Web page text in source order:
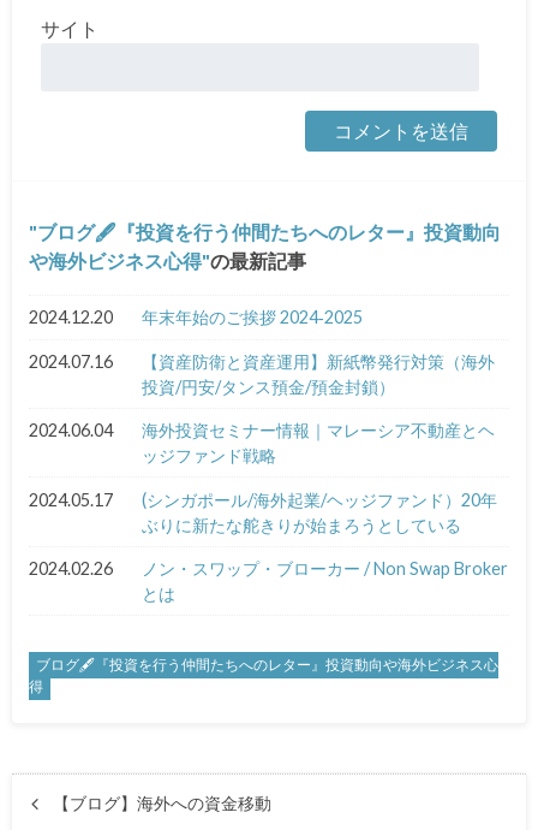
サイト
ブログ🖋『投資を行う仲間たちへのレター』投資動向
や海外ビジネス心得 の最新記事
2024.12.20 年末年始のご挨拶 2024‐2025
2024.07.16
【資産防衛と資産運用】新紙幣発行対策（海外
投資/円安/タンス預金/預金封鎖）
2024.06.04
海外投資セミナー情報｜マレーシア不動産とヘ
ッジファンド戦略
2024.05.17
(シンガポール/海外起業/ヘッジファンド）20年
ぶりに新たな舵きりが始まろうとしている
2024.02.26
ノン・スワップ・ブローカー / Non Swap Broker
とは
ブログ🖋『投資を行う仲間たちへのレター』投資動向や海外ビジネス心
得
【ブログ】海外への資金移動